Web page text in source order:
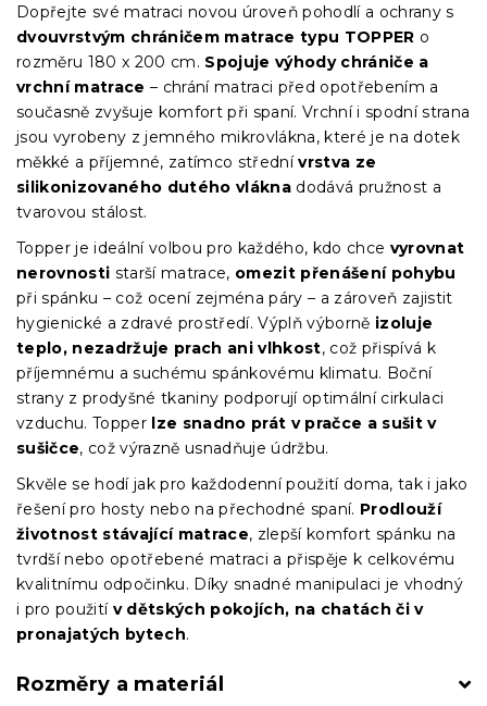
Dopřejte své matraci novou úroveň pohodlí a ochrany s
dvouvrstvým chráničem matrace typu TOPPER o
rozměru 180 x 200 cm. Spojuje výhody chrániče a
vrchní matrace – chrání matraci před opotřebením a
současně zvyšuje komfort při spaní. Vrchní i spodní strana
jsou vyrobeny z jemného mikrovlákna, které je na dotek
měkké a příjemné, zatímco střednívrstva ze
silikonizovaného dutého vlákna dodává pružnost a
tvarovou stálost.
Topper je ideální volbou pro každého, kdo chce vyrovnat
nerovnosti starší matrace, omezit přenášení pohybu
při spánku – což ocení zejména páry – a zároveň zajistit
hygienické a zdravé prostředí. Výplň výborně izoluje
teplo, nezadržuje prach ani vlhkost, což přispívá k
příjemnému a suchému spánkovému klimatu. Boční
strany z prodyšné tkaniny podporují optimální cirkulaci
vzduchu. Topper lze snadno prát v pračce a sušit v
sušičce, což výrazně usnadňuje údržbu.
Skvěle se hodí jak pro každodenní použití doma, tak i jako
řešení pro hosty nebo na přechodné spaní. Prodlouží
životnost stávající matrace, zlepší komfort spánku na
tvrdší nebo opotřebené matraci a přispěje k celkovému
kvalitnímu odpočinku. Díky snadné manipulaci je vhodný
i pro použití v dětských pokojích, na chatách či v
pronajatých bytech.
Rozměry a materiál